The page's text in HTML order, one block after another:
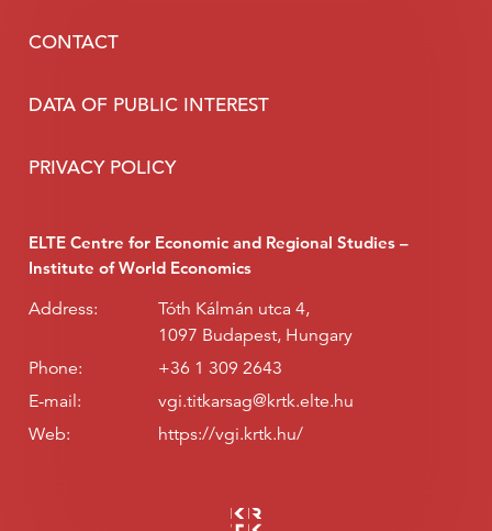
CONTACT
DATA OF PUBLIC INTEREST
PRIVACY POLICY
ELTE Centre for Economic and Regional Studies –
Institute of World Economics
Address:
Tóth Kálmán utca 4,
1097 Budapest, Hungary
Phone:
+36 1 309 2643
E-mail:
vgi.titkarsag@krtk.elte.hu
Web:
https://vgi.krtk.hu/